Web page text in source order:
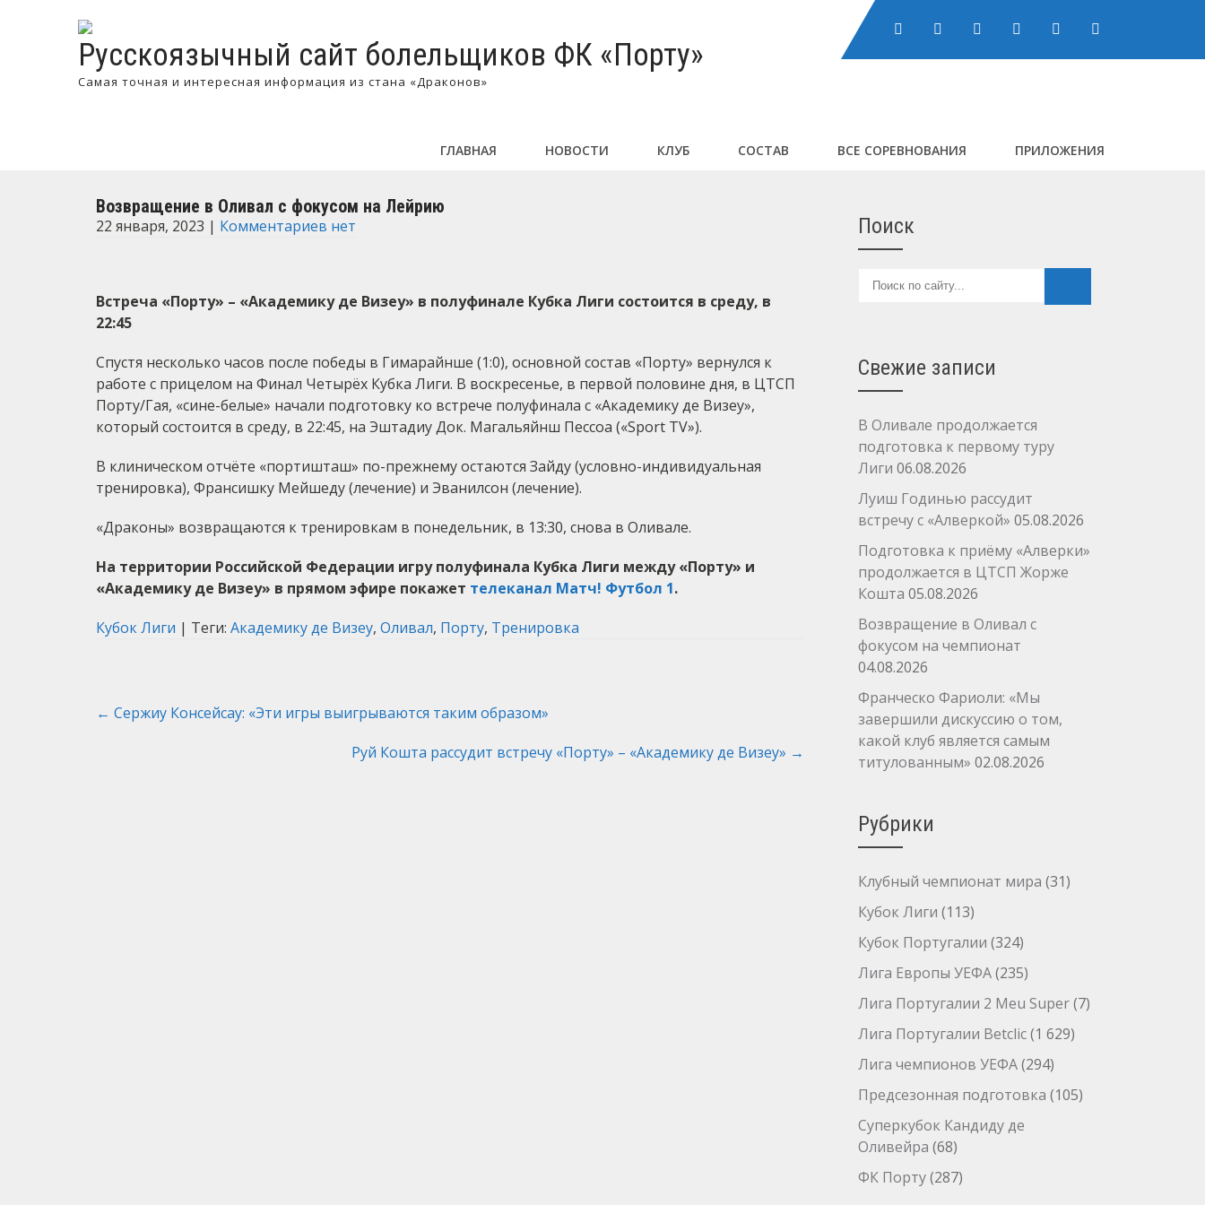
Русскоязычный сайт болельщиков ФК «Порту»
Самая точная и интересная информация из стана «Драконов»
ГЛАВНАЯ НОВОСТИ КЛУБ СОСТАВ ВСЕ СОРЕВНОВАНИЯ ПРИЛОЖЕНИЯ
Возвращение в Оливал с фокусом на Лейрию
22 января, 2023 | Комментариев нет
Встреча «Порту» – «Академику де Визеу» в полуфинале Кубка Лиги состоится в среду, в
22:45
Спустя несколько часов после победы в Гимарайнше (1:0), основной состав «Порту» вернулся к
работе с прицелом на Финал Четырёх Кубка Лиги. В воскресенье, в первой половине дня, в ЦТСП
Порту/Гая, «сине-белые» начали подготовку ко встрече полуфинала с «Академику де Визеу»,
который состоится в среду, в 22:45, на Эштадиу Док. Магальяйнш Пессоа («Sport TV»).
В клиническом отчёте «портишташ» по-прежнему остаются Зайду (условно-индивидуальная
тренировка), Франсишку Мейшеду (лечение) и Эванилсон (лечение).
«Драконы» возвращаются к тренировкам в понедельник, в 13:30, снова в Оливале.
На территории Российской Федерации игру полуфинала Кубка Лиги между «Порту» и
«Академику де Визеу» в прямом эфире покажет телеканал Матч! Футбол 1.
Кубок Лиги | Теги: Академику де Визеу, Оливал, Порту, Тренировка
Post
navigation
← Сержиу Консейсау: «Эти игры выигрываются таким образом»
Руй Кошта рассудит встречу «Порту» – «Академику де Визеу» →
Поиск
Свежие записи
В Оливале продолжается
подготовка к первому туру
Лиги 06.08.2026
Луиш Годинью рассудит
встречу с «Алверкой» 05.08.2026
Подготовка к приёму «Алверки»
продолжается в ЦТСП Жорже
Кошта 05.08.2026
Возвращение в Оливал с
фокусом на чемпионат
04.08.2026
Франческо Фариоли: «Мы
завершили дискуссию о том,
какой клуб является самым
титулованным» 02.08.2026
Рубрики
Клубный чемпионат мира (31)
Кубок Лиги (113)
Кубок Португалии (324)
Лига Европы УЕФА(235)
Лига Португалии 2 Meu Super(7)
Лига Португалии Betclic(1 629)
Лига чемпионов УЕФА(294)
Предсезонная подготовка (105)
Суперкубок Кандиду де
Оливейра (68)
ФК Порту(287)